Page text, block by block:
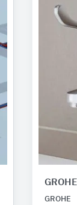
GROHE